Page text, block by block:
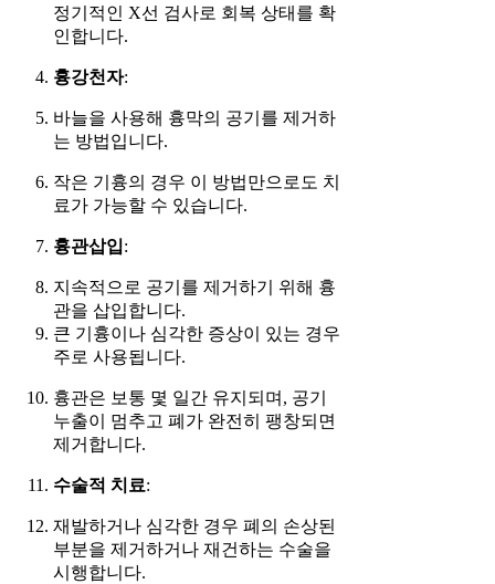
정기적인 X선 검사로 회복 상태를 확
인합니다.
흉강천자:
바늘을 사용해 흉막의 공기를 제거하
는 방법입니다.
작은 기흉의 경우 이 방법만으로도 치
료가 가능할 수 있습니다.
흉관삽입:
지속적으로 공기를 제거하기 위해 흉
관을 삽입합니다.
큰 기흉이나 심각한 증상이 있는 경우
주로 사용됩니다.
흉관은 보통 몇 일간 유지되며, 공기
누출이 멈추고 폐가 완전히 팽창되면
제거합니다.
수술적 치료:
재발하거나 심각한 경우 폐의 손상된
부분을 제거하거나 재건하는 수술을
시행합니다.